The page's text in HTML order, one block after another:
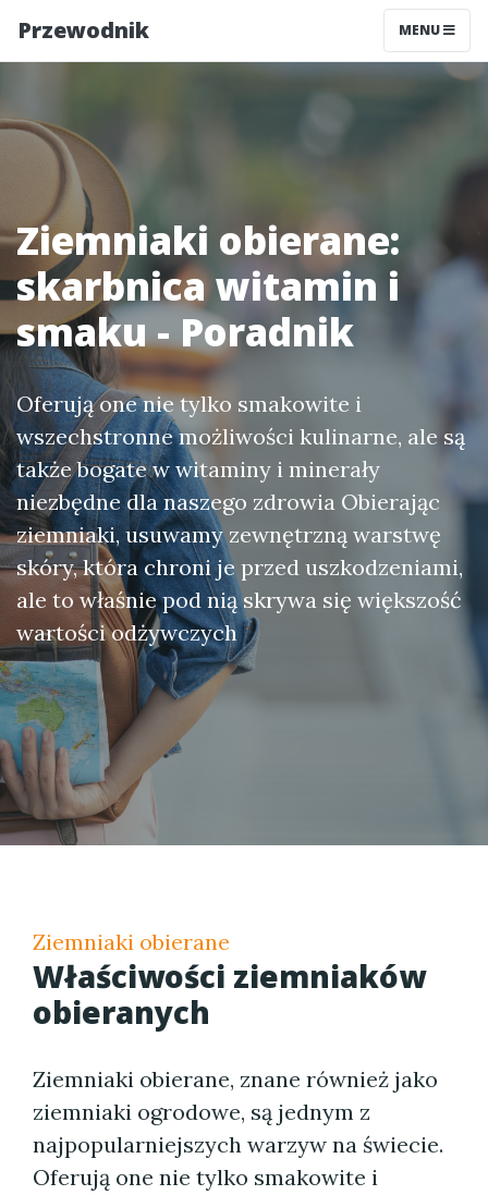
Przewodnik MENU
Ziemniaki obierane:
skarbnica witamin i
smaku - Poradnik
Oferują one nie tylko smakowite i
wszechstronne możliwości kulinarne, ale są
także bogate w witaminy i minerały
niezbędne dla naszego zdrowia Obierając
ziemniaki, usuwamy zewnętrzną warstwę
skóry, która chroni je przed uszkodzeniami,
ale to właśnie pod nią skrywa się większość
wartości odżywczych
Ziemniaki obierane
Właściwości ziemniaków
obieranych
Ziemniaki obierane, znane również jako
ziemniaki ogrodowe, są jednym z
najpopularniejszych warzyw na świecie.
Oferują one nie tylko smakowite i